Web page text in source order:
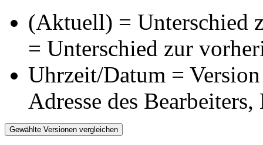
(Aktuell) = Unterschied
= Unterschied zur
Uhrzeit/Datum =
Adresse des